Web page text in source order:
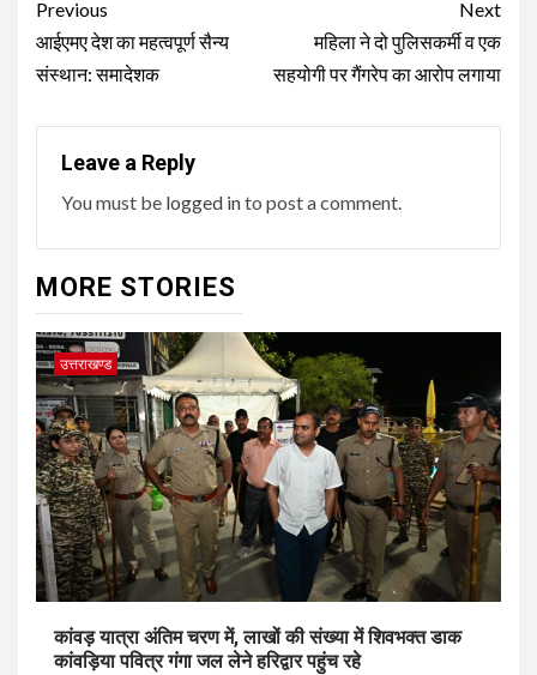
Post
navigation
Previous
आईएमए देश का महत्वपूर्ण सैन्य
संस्थान: समादेशक
Next
महिला ने दो पुलिसकर्मी व एक
सहयोगी पर गैंगरेप का आरोप लगाया
Leave a Reply
You must be logged into post a comment.
MORE STORIES
उत्तराखण्ड
कांवड़ यात्रा अंतिम चरण में, लाखों की संख्या में शिवभक्त डाक
कांवड़िया पवित्र गंगा जल लेने हरिद्वार पहुंच रहे